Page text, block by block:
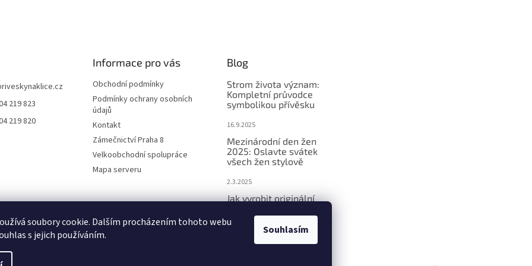
soubory cookie. Dalším procházením tohoto webu
s jejich používáním.
Souhlasím
219 823
219 820
Informace pro vás
Obchodní podmínky
Podmínky ochrany osobních
údajů
Kontakt
Zámečnictví Praha 8
Velkoobchodní spolupráce
Mapa serveru
Blog
Strom života význam:
Kompletní průvodce
symbolikou přívěsku
16.9.2025
Mezinárodní den žen
2025: Oslavte svátek
všech žen stylově
2.3.2025
Jak vyrobit originální